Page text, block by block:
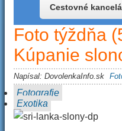
Cestovné
Foto týždňa
Kúpanie
Napísal: DovolenkaInfo.sk
Fotografie
Exotika